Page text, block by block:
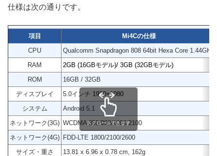
仕様は次の通りです。
項目
Mi4Cの仕様
CPU
Qualcomm Snapdragon 808 64bit Hexa Core 1.44GHz
RAM
2GB (16GBモデル)/ 3GB (32GBモデル)
ROM
16GB / 32GB
ディスプレイ
5.0インチ 1920×1080
システム
Android 5.1
ネットワーク(3G) WCDMA 850/900/1900/2100
ネットワーク(4G) FDD-LTE 1800/2100/2600
サイズ・重さ
13.81 x 6.96 x 0.78 cm, 162g
スクロールできます